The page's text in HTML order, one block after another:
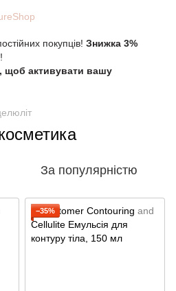
покупців! Знижка 3%
щоб активувати вашу
За популярністю
−35%